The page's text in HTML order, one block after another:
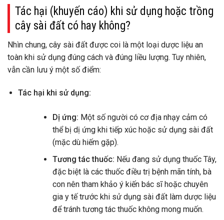
Tác hại (khuyến cáo) khi sử dụng hoặc trồng
cây sài đất có hay không?
Nhìn chung, cây sài đất được coi là một loại dược liệu an
toàn khi sử dụng đúng cách và đúng liều lượng. Tuy nhiên,
vẫn cần lưu ý một số điểm:
Tác hại khi sử dụng:
Dị ứng: Một số người có cơ địa nhạy cảm có
thể bị dị ứng khi tiếp xúc hoặc sử dụng sài đất
(mặc dù hiếm gặp).
Tương tác thuốc: Nếu đang sử dụng thuốc Tây,
đặc biệt là các thuốc điều trị bệnh mãn tính, bà
con nên tham khảo ý kiến bác sĩ hoặc chuyên
gia y tế trước khi sử dụng sài đất làm dược liệu
để tránh tương tác thuốc không mong muốn.